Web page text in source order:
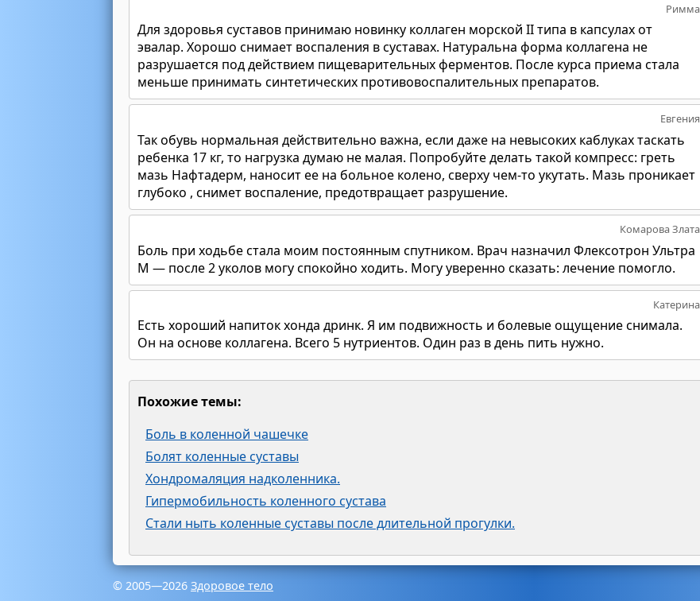
Римма
Для здоровья суставов принимаю новинку коллаген морской II типа в капсулах от
эвалар. Хорошо снимает воспаления в суставах. Натуральна форма коллагена не
разрушается под действием пищеварительных ферментов. После курса приема стала
меньше принимать синтетических противовоспалительных препаратов.
Евгения
Так обувь нормальная действительно важна, если даже на невысоких каблуках таскать
ребенка 17 кг, то нагрузка думаю не малая. Попробуйте делать такой компресс: греть
мазь Нафтадерм, наносит ее на больное колено, сверху чем-то укутать. Мазь проникает
глубоко , снимет воспаление, предотвращает разрушение.
Комарова Злата
Боль при ходьбе стала моим постоянным спутником. Врач назначил Флексотрон Ультра
М — после 2 уколов могу спокойно ходить. Могу уверенно сказать: лечение помогло.
Катерина
Есть хороший напиток хонда дринк. Я им подвижность и болевые ощущение снимала.
Он на основе коллагена. Всего 5 нутриентов. Один раз в день пить нужно.
Похожие темы:
Боль в коленной чашечке
Болят коленные суставы
Хондромаляция надколенника.
Гипермобильность коленного сустава
Стали ныть коленные суставы после длительной прогулки.
© 2005—2026 Здоровое тело